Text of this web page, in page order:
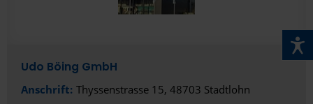
Udo Böing GmbH
Anschrift: Thyssenstrasse 15, 48703 Stadtlohn